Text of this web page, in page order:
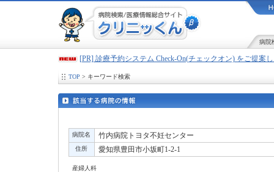
病院
[PR] 診療予約システム Check-On(チェックオン) をご提案
TOP > キーワード検索
病院名 竹内病院トヨタ不妊センター
住所 愛知県豊田市小坂町1-2-1
産婦人科